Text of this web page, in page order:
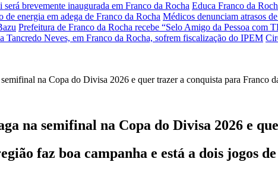
brevemente inaugurada em Franco da Rocha Educa Franco da
energia em adega de Franco da Rocha Médicos denunciam atrasos
Prefeitura de Franco da Rocha recebe “Selo Amigo da Pessoa com
Tancredo Neves, em Franco da Rocha, sofrem fiscalização do IPEM
na semifinal na Copa do Divisa 2026 e
faz boa campanha e está a dois jogos